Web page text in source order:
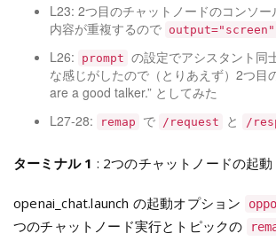
L23: 2つ目のチャットノードのコンソー
内容が重複するので output="screen"
L26:
prompt の設定でアシスタント同
な感じがしたので（とりあえず）2つ目
are a good talker.” としてみた
L27-28:
remap で /request と /
ターミナル 1 : 2つのチャットノードの起動
openai_chat.launch の起動オプション
つのチャットノード実行とトピックの